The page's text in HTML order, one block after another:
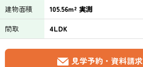
建物面積
105.56m² 実測
間取
4LDK
見学予約・資料請求